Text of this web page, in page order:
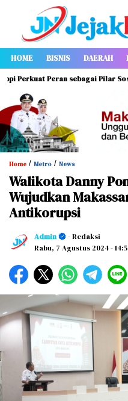
HOME BISNIS DAERAH
Peran sebagai Pilar Sosial
Home / Metro / News
Walikota Danny
Wujudkan
Antikorupsi
Admin
- Redaksi
Rabu, 7 Agustus 2024-